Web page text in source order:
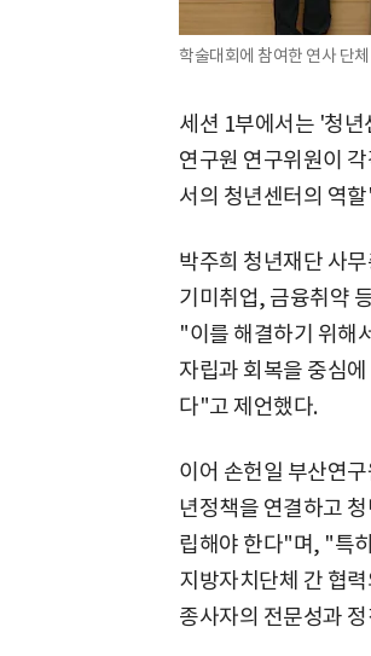
학술대회에 참여한 연사 단
세션 1부에서는 '청
연구원 연구위원이
서의 청년센터의 역
박주희 청년재단 사
기미취업, 금융취약
"이를 해결하기 위해
자립과 회복을 중심
다"고 제언했다.
이어 손헌일 부산연
년정책을 연결하고
립해야 한다"며, "특
지방자치단체 간 협
종사자의 전문성과